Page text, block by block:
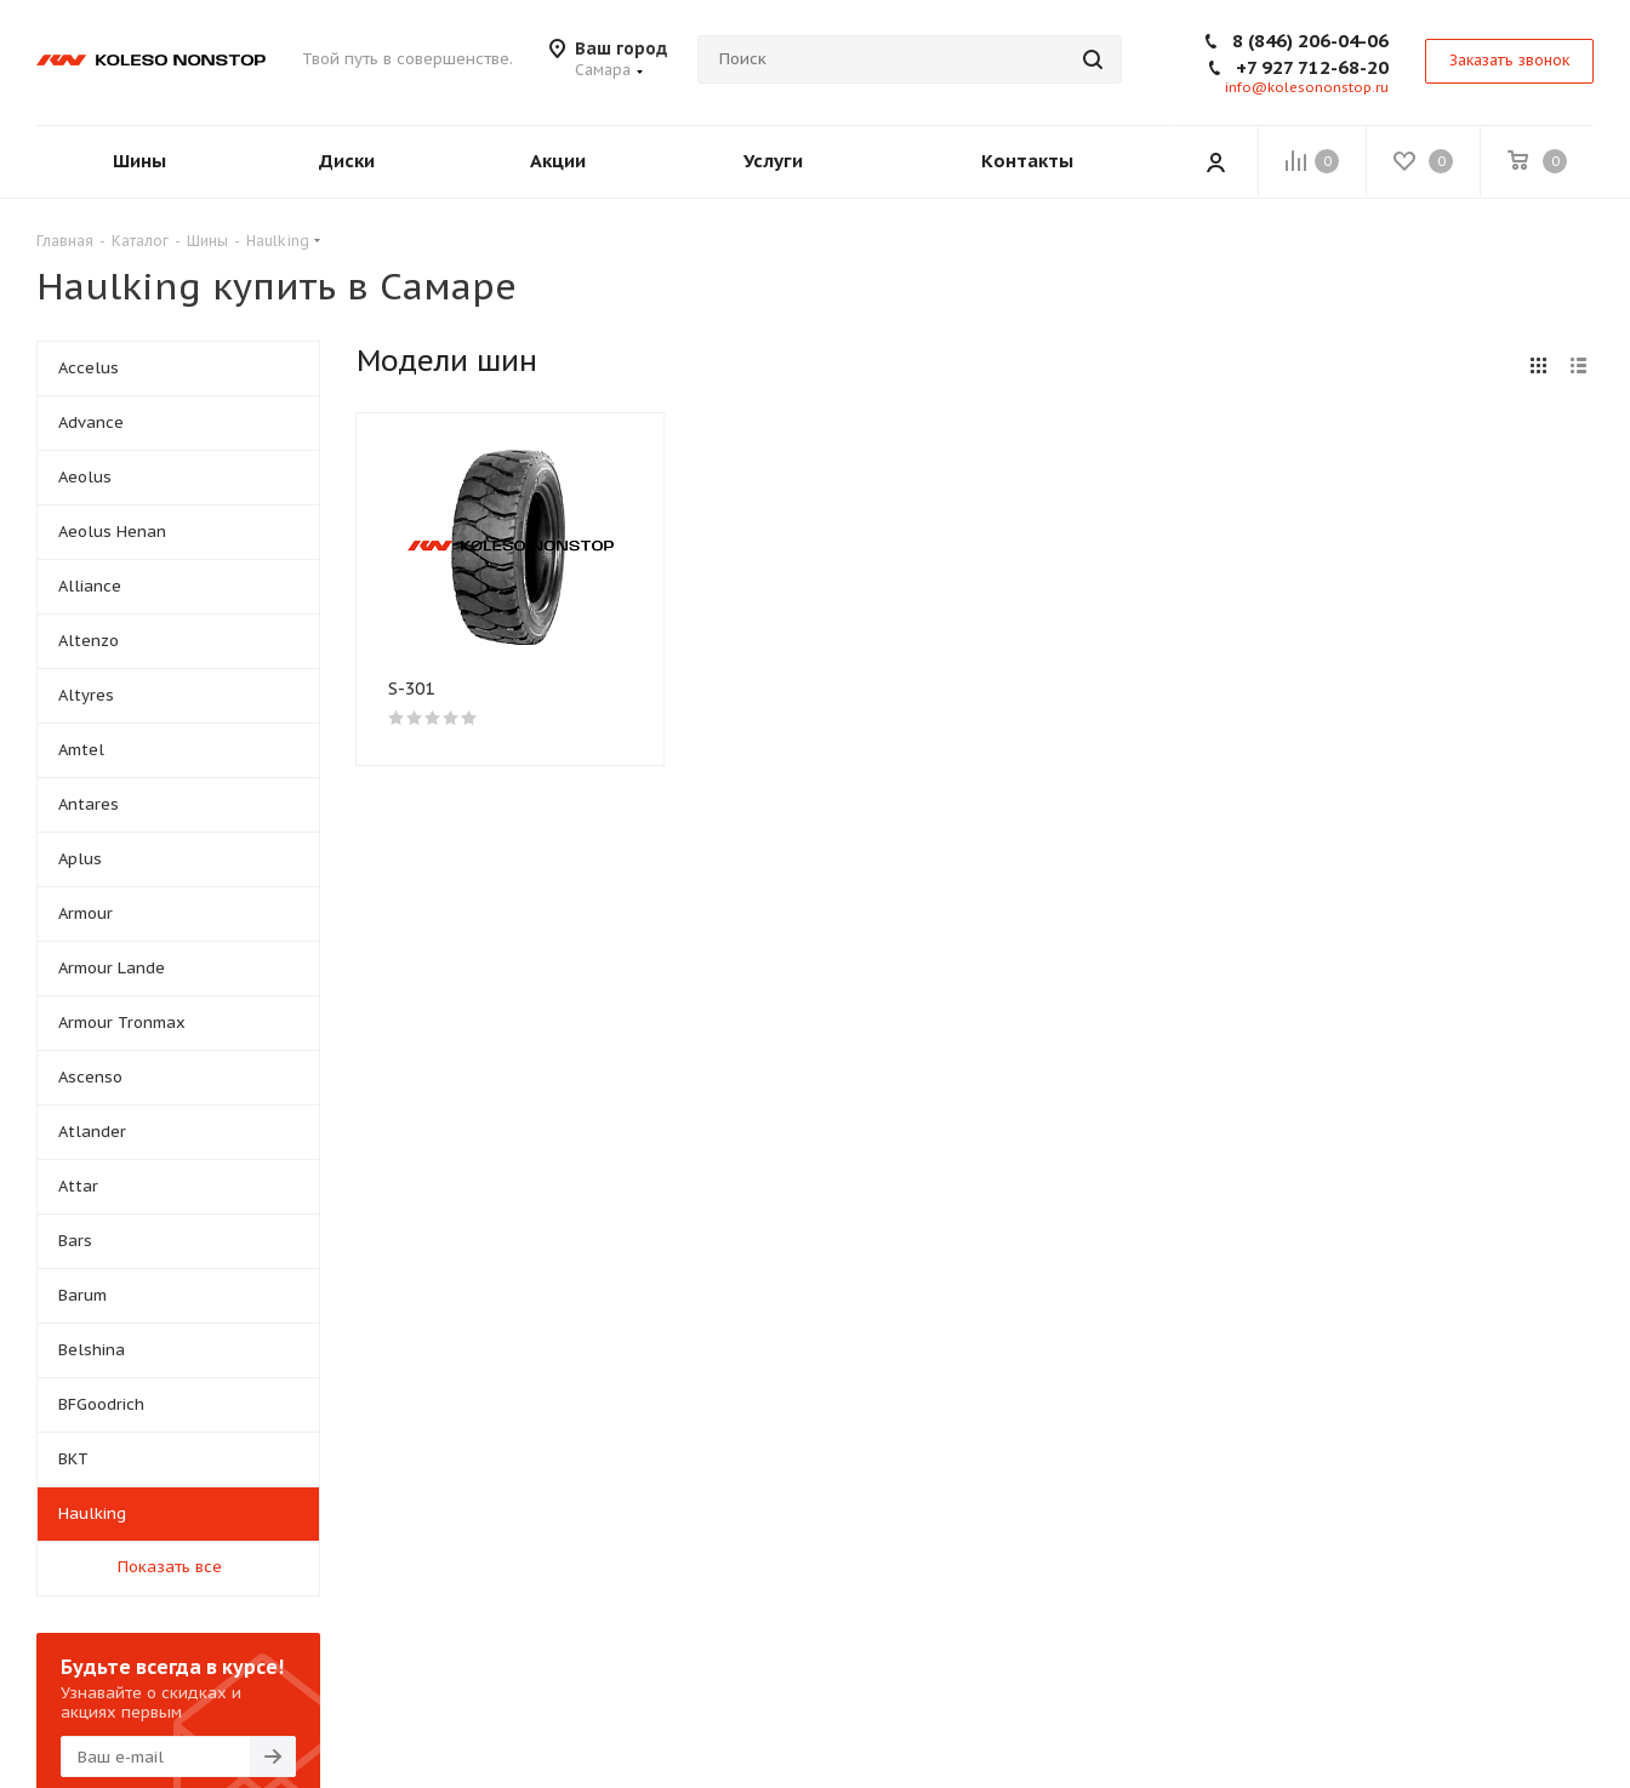
Твой путь в совершенстве. Ваш город
Самара
8 (846) 206-04-06
+7 927 712-68-20
info@kolesononstop.ru
Заказать звонок
0 0 0
Шины Диски Акции Услуги Контакты
Главная - Каталог - Шины - Haulking
Haulking купить в Самаре
Модели шин
S-301
Accelus
Advance
Aeolus
Aeolus Henan
Alliance
Altenzo
Altyres
Amtel
Antares
Aplus
Armour
Armour Lande
Armour Tronmax
Ascenso
Atlander
Attar
Bars
Barum
Belshina
BFGoodrich
BKT
Haulking
Показать все
Будьте всегда в курсе!
Узнавайте о скидках и
акциях первым